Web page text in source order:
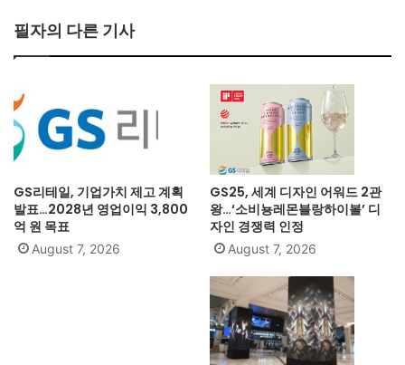
필자의 다른 기사
GS리테일, 기업가치 제고 계획
발표…2028년 영업이익 3,800
억 원 목표
August 7, 2026
GS25, 세계 디자인 어워드 2관
왕…‘소비뇽레몬블랑하이볼’ 디
자인 경쟁력 인정
August 7, 2026